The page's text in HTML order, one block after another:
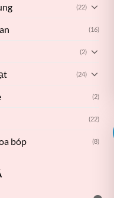
(22)
(16)
(2)
(24)
(2)
(22)
bóp (8)